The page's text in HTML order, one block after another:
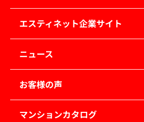
エスティネット企業サイト
ニュース
お客様の声
マンションカタログ